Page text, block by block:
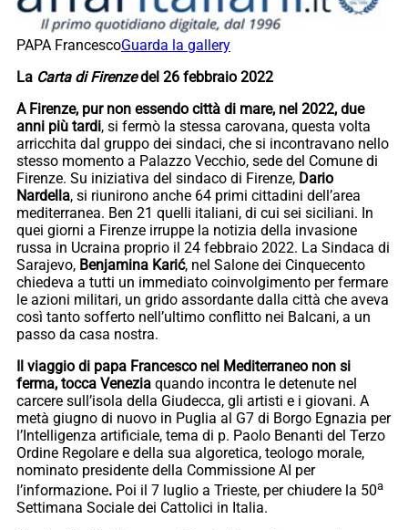
PAPA FrancescoGuarda la gallery
La Carta di Firenzedel 26 febbraio 2022
A Firenze, pur non essendo città di mare, nel 2022, due
anni più tardi, si fermò la stessa carovana, questa volta
arricchita dal gruppo dei sindaci, che si incontravano nello
stesso momento a Palazzo Vecchio, sede del Comune di
Firenze. Su iniziativa del sindaco di Firenze, Dario
Nardella, si riunirono anche 64 primi cittadini dell’area
mediterranea. Ben 21 quelli italiani, di cui sei siciliani. In
quei giorni a Firenze irruppe la notizia della invasione
russa in Ucraina proprio il 24 febbraio 2022. La Sindaca di
Sarajevo, Benjamina Karić, nel Salone dei Cinquecento
chiedeva a tutti un immediato coinvolgimento per fermare
le azioni militari, un grido assordante dalla città che aveva
così tanto sofferto nell’ultimo conflitto nei Balcani, a un
passo da casa nostra.
Il viaggio di papa Francesco nel Mediterraneo non si
ferma, tocca Venezia quando incontra le detenute nel
carcere sull’isola della Giudecca, gli artisti e i giovani. A
metà giugno di nuovo in Puglia al G7 di Borgo Egnazia per
l’Intelligenza artificiale, tema di p. Paolo Benanti del Terzo
Ordine Regolare e della sua algoretica, teologo morale,
nominato presidente della Commissione AI per
l’informazione. Poi il 7 luglio a Trieste, per chiudere la 50a
Settimana Sociale dei Cattolici in Italia.